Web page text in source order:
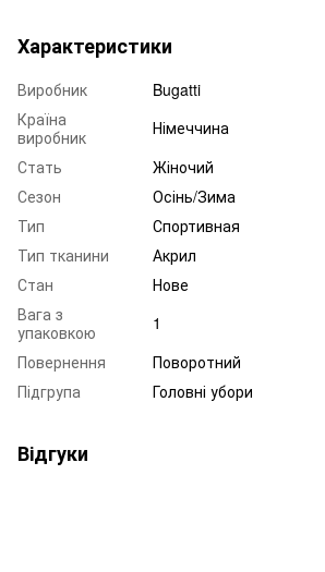
Характеристики
Виробник
Bugatti
Країна
виробник
Німеччина
Стать
Жіночий
Сезон
Осінь/Зима
Тип
Спортивная
Тип тканини
Акрил
Стан
Нове
Вага з
упаковкою
1
Повернення
Поворотний
Підгрупа
Головні убори
Відгуки